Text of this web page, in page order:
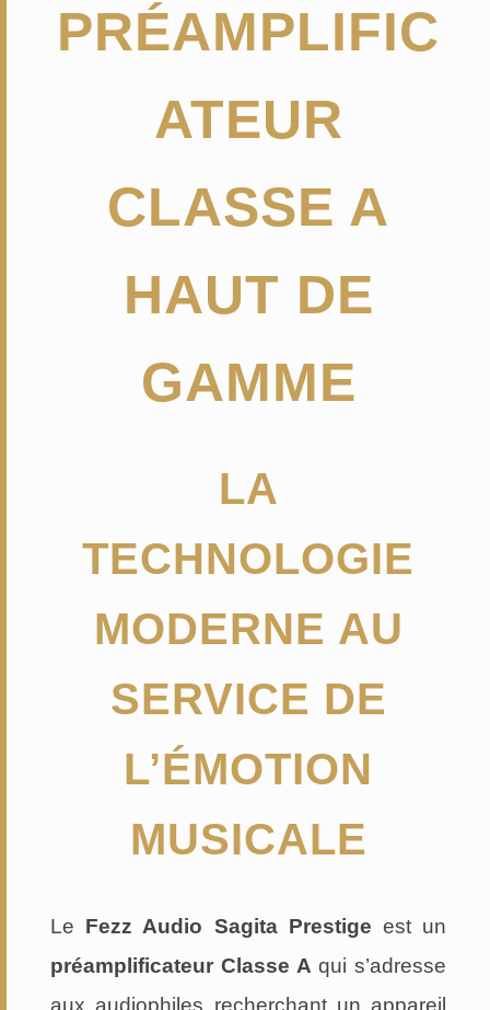
PRÉAMPLIFIC
ATEUR
CLASSE A
HAUT DE
GAMME
LA
TECHNOLOGIE
MODERNE AU
SERVICE DE
L’ÉMOTION
MUSICALE
Le Fezz Audio Sagita Prestige est un
préamplificateur Classe A qui s’adresse